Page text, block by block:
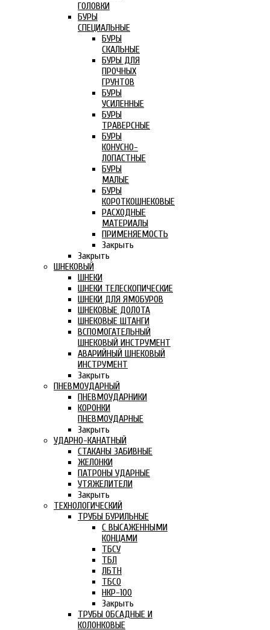
ГОЛОВКИ
БУРЫ
СПЕЦИАЛЬНЫЕ
БУРЫ
СКАЛЬНЫЕ
БУРЫ ДЛЯ
ПРОЧНЫХ
ГРУНТОВ
БУРЫ
УСИЛЕННЫЕ
БУРЫ
ТРАВЕРСНЫЕ
БУРЫ
КОНУСНО-
ЛОПАСТНЫЕ
БУРЫ
МАЛЫЕ
БУРЫ
КОРОТКОШНЕКОВЫЕ
РАСХОДНЫЕ
МАТЕРИАЛЫ
ПРИМЕНЯЕМОСТЬ
Закрыть
Закрыть
ШНЕКОВЫЙ
ШНЕКИ
ШНЕКИ ТЕЛЕСКОПИЧЕСКИЕ
ШНЕКИ ДЛЯ ЯМОБУРОВ
ШНЕКОВЫЕ ДОЛОТА
ШНЕКОВЫЕ ШТАНГИ
ВСПОМОГАТЕЛЬНЫЙ
ШНЕКОВЫЙ ИНСТРУМЕНТ
АВАРИЙНЫЙ ШНЕКОВЫЙ
ИНСТРУМЕНТ
Закрыть
ПНЕВМОУДАРНЫЙ
ПНЕВМОУДАРНИКИ
КОРОНКИ
ПНЕВМОУДАРНЫЕ
Закрыть
УДАРНО-КАНАТНЫЙ
СТАКАНЫ ЗАБИВНЫЕ
ЖЕЛОНКИ
ПАТРОНЫ УДАРНЫЕ
УТЯЖЕЛИТЕЛИ
Закрыть
ТЕХНОЛОГИЧЕСКИЙ
ТРУБЫ БУРИЛЬНЫЕ
С ВЫСАЖЕННЫМИ
КОНЦАМИ
ТБСУ
ТБЛ
ЛБТН
ТБСО
НКР-100
Закрыть
ТРУБЫ ОБСАДНЫЕ И
КОЛОНКОВЫЕ